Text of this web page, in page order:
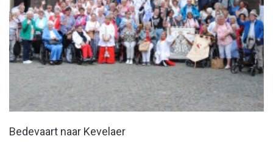
Bedevaart naar Kevelaer